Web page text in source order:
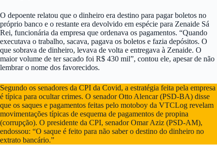
O depoente relatou que o dinheiro era destino para pagar boletos no
próprio banco e o restante era devolvido em espécie para Zenaide Sá
Rei, funcionária da empresa que ordenava os pagamentos. “Quando
executava o trabalho, sacava, pagava os boletos e fazia depósitos. O
que sobrava de dinheiro, levava de volta e entregava à Zenaide. O
maior volume de ter sacado foi R$ 430 mil”, contou ele, apesar de não
lembrar o nome dos favorecidos.
Segundo os senadores da CPI da Covid, a estratégia feita pela empresa
é típica para ocultar crimes. O senador Otto Alencar (PSD-BA) disse
que os saques e pagamentos feitas pelo motoboy da VTCLog revelam
movimentações típicas de esquema de pagamentos de propina
(corrupção). O presidente da CPI, senador Omar Aziz (PSD-AM),
endossou: “O saque é feito para não saber o destino do dinheiro no
extrato bancário.”